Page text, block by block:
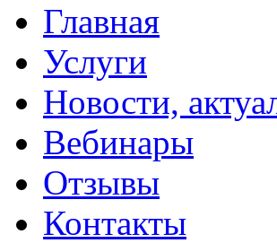
Главная
Услуги
Новости,
Вебинары
Отзывы
Контакты